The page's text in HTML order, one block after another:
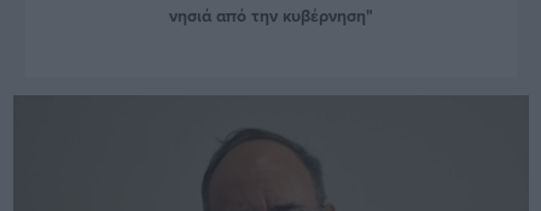
νησιά από την κυβέρνηση"